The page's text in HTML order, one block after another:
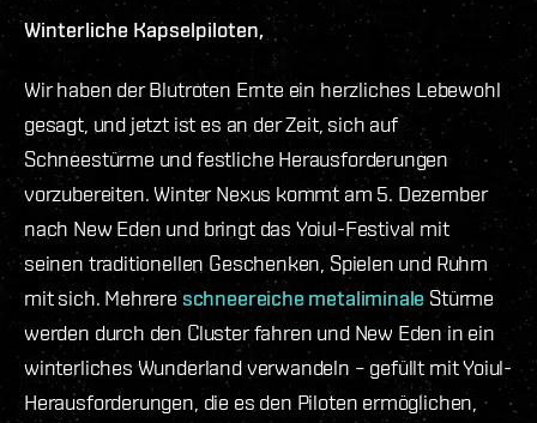
Winterliche Kapselpiloten,
Wir haben der Blutroten Ernte ein herzliches Lebewohl
gesagt, und jetzt ist es an der Zeit, sich auf
Schneestürme und festliche Herausforderungen
vorzubereiten. Winter Nexus kommt am 5. Dezember
nach New Eden und bringt das Yoiul-Festival mit
seinen traditionellen Geschenken, Spielen und Ruhm
mit sich. Mehrereschneereiche metaliminale Stürme
werden durch den Cluster fahren und New Eden in ein
winterliches Wunderland verwandeln – gefüllt mit Yoiul-
Herausforderungen, die es den Piloten ermöglichen,